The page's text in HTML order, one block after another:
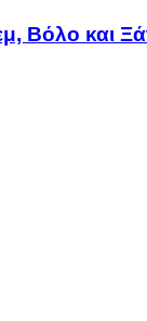
Βόλο και